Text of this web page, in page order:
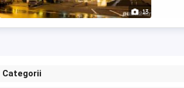
13
Categorii